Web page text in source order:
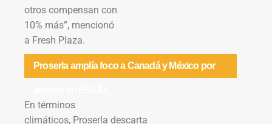
otros compensan con
10% más”, mencionó
a Fresh Plaza.
Proserla amplía foco a Canadá y México por
En términos
climáticos, Proserla descarta